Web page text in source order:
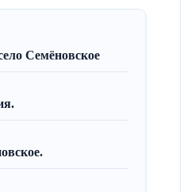
Семёновское